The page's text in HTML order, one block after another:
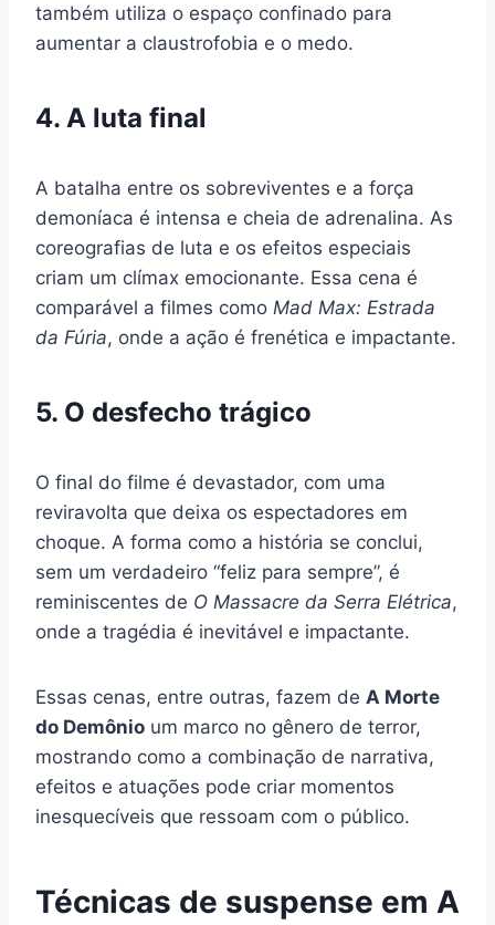
também utiliza o espaço confinado para
aumentar a claustrofobia e o medo.
4. A luta final
A batalha entre os sobreviventes e a força
demoníaca é intensa e cheia de adrenalina. As
coreografias de luta e os efeitos especiais
criam um clímax emocionante. Essa cena é
comparável a filmes como Mad Max: Estrada
da Fúria, onde a ação é frenética e impactante.
5. O desfecho trágico
O final do filme é devastador, com uma
reviravolta que deixa os espectadores em
choque. A forma como a história se conclui,
sem um verdadeiro “feliz para sempre”, é
reminiscentes de O Massacre da Serra Elétrica,
onde a tragédia é inevitável e impactante.
Essas cenas, entre outras, fazem de A Morte
do Demônio um marco no gênero de terror,
mostrando como a combinação de narrativa,
efeitos e atuações pode criar momentos
inesquecíveis que ressoam com o público.
Técnicas de suspense em A